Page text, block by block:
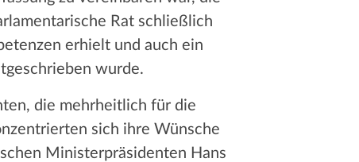
Rat schließlich
erhielt und auch ein
wurde.
die mehrheitlich für die
sich ihre Wünsche
Ministerpräsidenten Hans